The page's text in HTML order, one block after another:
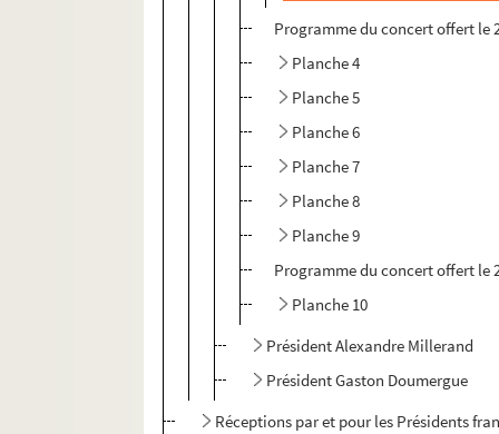
Programme du concert offert le
Planche 4
Planche 5
Planche 6
Planche 7
Planche 8
Planche 9
Programme du concert offert le
Planche 10
Président Alexandre Millerand
Président Gaston Doumergue
Réceptions par et pour les Présidents